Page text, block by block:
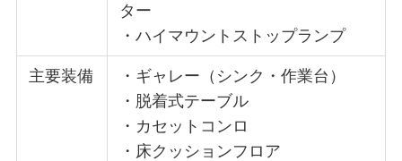
ター
・ハイマウントストップランプ
主要装備
・ギャレー（シンク・作業台）
・脱着式テーブル
・カセットコンロ
・床クッションフロア